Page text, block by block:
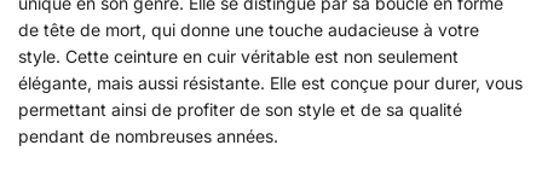
de tête de mort, qui donne une touche audacieuse à votre
style. Cette ceinture en cuir véritable est non seulement
élégante, mais aussi résistante. Elle est conçue pour durer, vous
permettant ainsi de profiter de son style et de sa qualité
pendant de nombreuses années.